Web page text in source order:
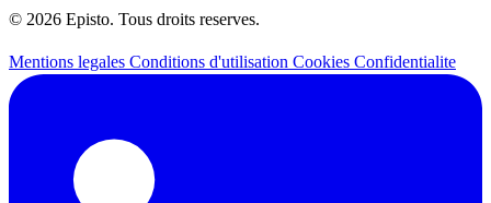
© 2026 Episto. Tous droits reserves.
Mentions legales Conditions d'utilisation Cookies Confidentialite